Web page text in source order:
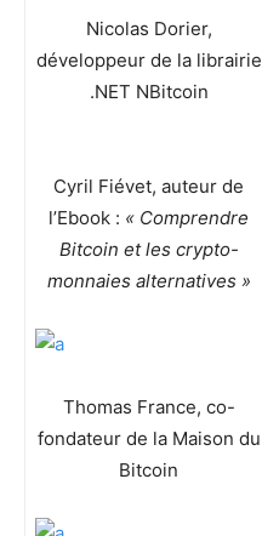
Nicolas Dorier,
développeur de la librairie
.NET NBitcoin
Cyril Fiévet, auteur de
l’Ebook : « Comprendre
Bitcoin et les crypto-
monnaies alternatives »
Thomas France, co-
fondateur de la Maison du
Bitcoin